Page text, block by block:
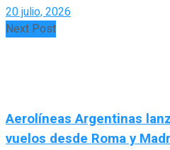
20 julio, 2026
Next Post
Aerolíneas Argentinas
vuelos desde Roma y